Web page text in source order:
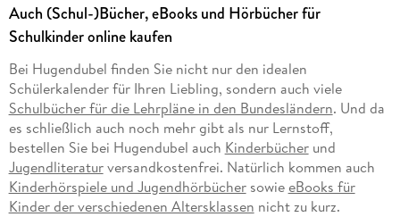
Auch (Schul-)Bücher, eBooks und Hörbücher für
Schulkinder online kaufen
Bei Hugendubel finden Sie nicht nur den idealen
Schülerkalender für Ihren Liebling, sondern auch viele
Schulbücher für die Lehrpläne in den Bundesländern. Und da
es schließlich auch noch mehr gibt als nur Lernstoff,
bestellen Sie bei Hugendubel auch Kinderbücherund
Jugendliteraturversandkostenfrei. Natürlich kommen auch
Kinderhörspiele und JugendhörbüchersowieeBooks für
Kinder der verschiedenen Altersklassen nicht zu kurz.